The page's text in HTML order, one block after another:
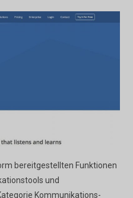
bereitgestellten Funktionen
und
Kommunikations-